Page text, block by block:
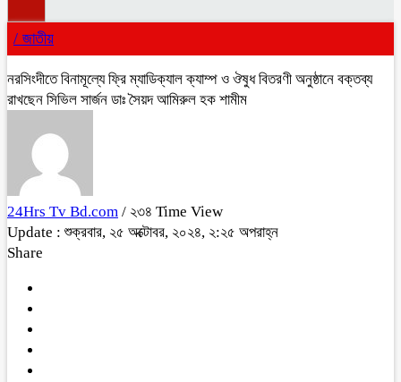
/ জাতীয়
নরসিংদীতে বিনামূল্যে ফ্রি ম্যাডিক্যাল ক্যাম্প ও ঔষুধ বিতরণী অনুষ্ঠানে বক্তব্য
রাখছেন সিভিল সার্জন ডাঃ সৈয়দ আমিরুল হক শামীম
24Hrs Tv Bd.com / ২৩৪ Time View
Update : শুক্রবার, ২৫ অক্টোবর, ২০২৪, ২:২৫ অপরাহ্ন
Share